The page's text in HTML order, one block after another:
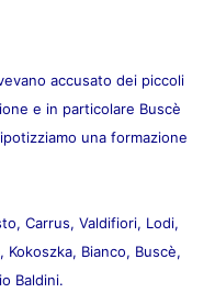
accusato dei piccoli
e in particolare Buscè
una formazione
Carrus, Valdifiori, Lodi,
Bianco, Buscè,
Baldini.